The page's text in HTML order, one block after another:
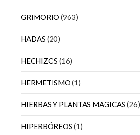
GRIMORIO (963)
HADAS (20)
HECHIZOS (16)
HERMETISMO (1)
HIERBAS Y PLANTAS MÁGICAS (26)
HIPERBÓREOS (1)